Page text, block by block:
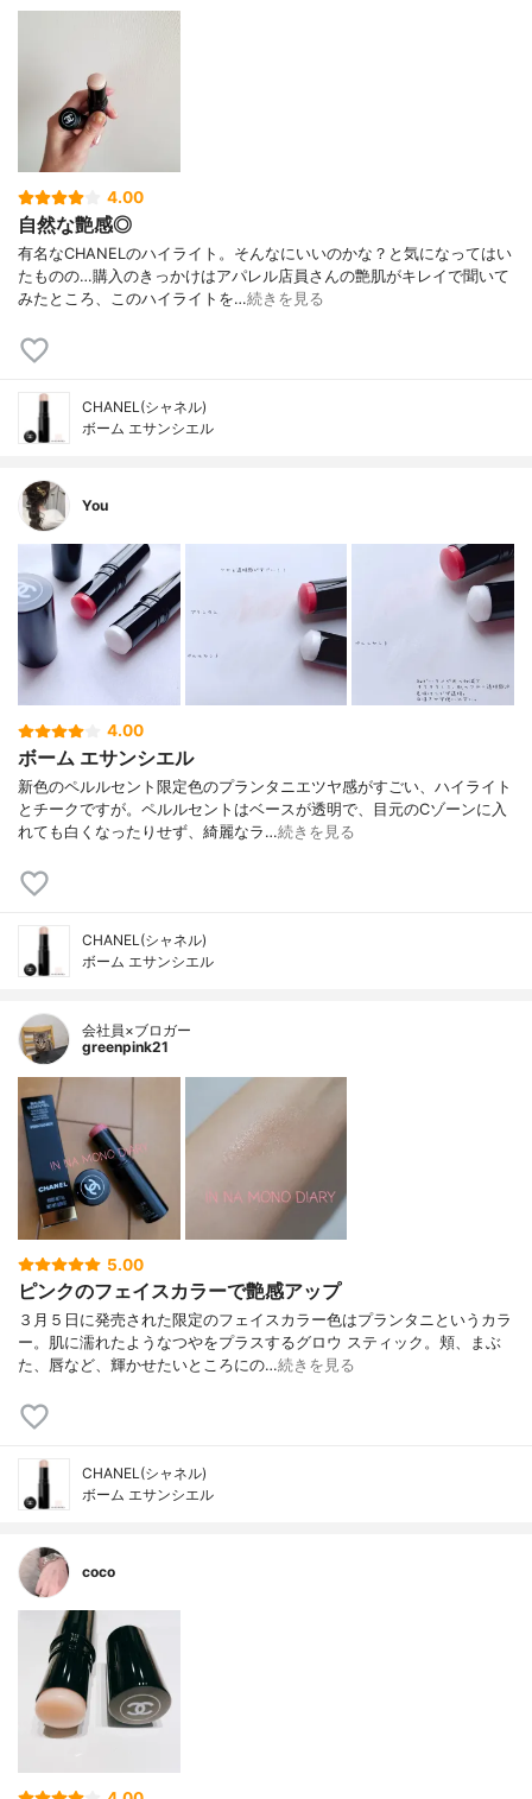
4.00
自然な艶感◎
有名なCHANELのハイライト。そんなにいいのかな？と気になってはい
たものの…購入のきっかけはアパレル店員さんの艶肌がキレイで聞いて
みたところ、このハイライトを…続きを見る
CHANEL(シャネル)
ボーム エサンシエル
You
4.00
ボーム エサンシエル
新色のペルルセント限定色のプランタニエツヤ感がすごい、ハイライト
とチークですが。ペルルセントはベースが透明で、目元のCゾーンに入
れても白くなったりせず、綺麗なラ…続きを見る
CHANEL(シャネル)
ボーム エサンシエル
会社員×ブロガー
greenpink21
5.00
ピンクのフェイスカラーで艶感アップ
３月５日に発売された限定のフェイスカラー色はプランタニというカラ
ー。肌に濡れたようなつやをプラスするグロウ スティック。頬、まぶ
た、唇など、輝かせたいところにの…続きを見る
CHANEL(シャネル)
ボーム エサンシエル
coco